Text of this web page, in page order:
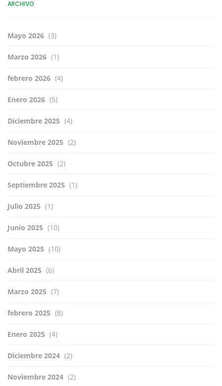
ARCHIVO
Mayo 2026 (3)
Marzo 2026 (1)
febrero 2026 (4)
Enero 2026 (5)
Diciembre 2025 (4)
Noviembre 2025 (2)
Octubre 2025 (2)
Septiembre 2025 (1)
Julio 2025 (1)
Junio 2025 (10)
Mayo 2025 (10)
Abril 2025 (6)
Marzo 2025 (7)
febrero 2025 (8)
Enero 2025 (4)
Diciembre 2024 (2)
Noviembre 2024 (2)